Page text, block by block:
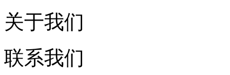
关于我们
联系我们